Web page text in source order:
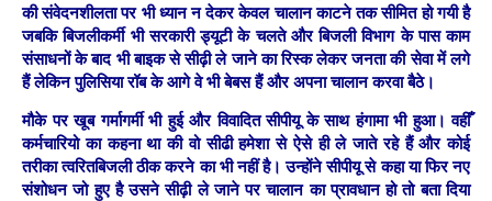
की संवेदनशीलता पर भी ध्यान न देकर केवल चालान काटने तक सीमित हो गयी है
जबकि बिजलीकर्मी भी सरकारी ड्यूटी के चलते और बिजली विभाग के पास काम
संसाधनों के बाद भी बाइक से सीढ़ी ले जाने का रिस्क लेकर जनता की सेवा में लगे
हैं लेकिन पुलिसिया रॉब के आगे वे भी बेबस हैं और अपना चालान करवा बैठे।
मौके पर खूब गर्मागर्मी भी हुई और विवादित सीपीयू के साथ हंगामा भी हुआ। वहीँ
कर्मचारियो का कहना था की वो सीढी हमेशा से ऐसे ही ले जाते रहे हैं और कोई
तरीका त्वरितबिजली ठीक करने का भी नहीं है। उन्होंने सीपीयू से कहा या फिर नए
संशोधन जो हुए है उसने सीढ़ी ले जाने पर चालान का प्रावधान हो तो बता दिया